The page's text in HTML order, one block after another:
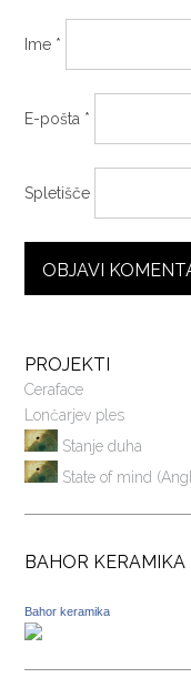
Ime *
E-pošta *
Spletišče
PROJEKTI
Ceraface
Lončarjev ples
Stanje duha
State of mind
BAHOR KERAMIKA
Bahor keramika